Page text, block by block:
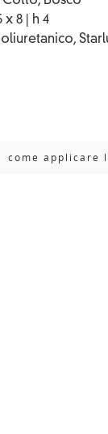
x 8 | h 4
come applicare